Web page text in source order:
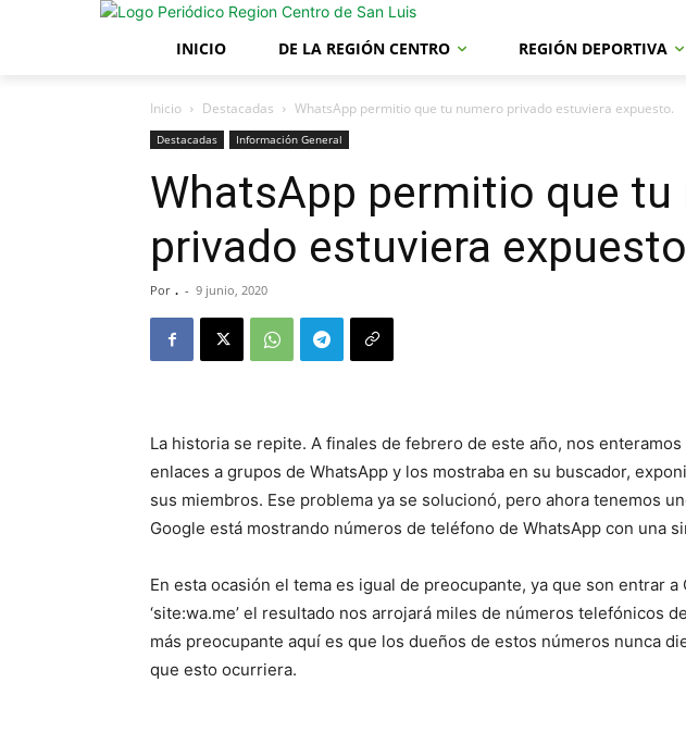
INICIO DE LA REGIÓN CENTRO REGIÓN DEPORTIVA
Inicio Destacadas WhatsApp permitio que tu numero privado estuviera expuesto.
Destacadas Información General
WhatsApp permitio que tu
privado estuviera
Por . - 9 junio, 2020
La historia se repite. A finales de febrero de este año, nos
enlaces a grupos de WhatsApp y los mostraba en su buscador,
sus miembros. Ese problema ya se solucionó, pero ahora tenemos
Google está mostrando números de teléfono de WhatsApp con una
En esta ocasión el tema es igual de preocupante, ya que son entrar
‘site:wa.me’ el resultado nos arrojará miles de números telefónicos
más preocupante aquí es que los dueños de estos números nunca
que esto ocurriera.